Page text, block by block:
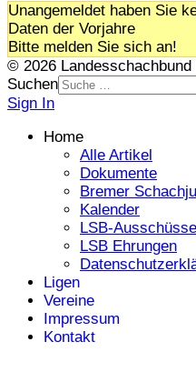
Unangemeldet haben Sie
Daten der Vorjahre
Bitte melden Sie sich an!
© 2026 Landesschachbund
Suchen
Sign In
Home
Alle Artikel
Dokumente
Bremer
Kalender
LSB-Ausschüsse
LSB Ehrungen
Ligen
Vereine
Impressum
Kontakt